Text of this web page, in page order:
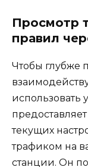
Просмотр
правил
Чтобы глубже
использовать
текущих
трафиком на
станции. Он